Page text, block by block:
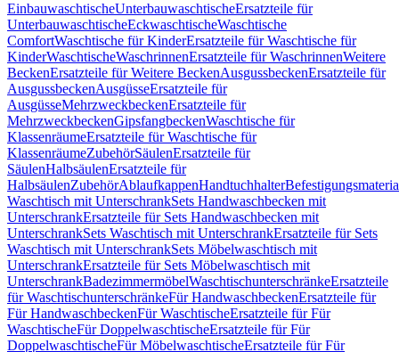
EinbauwaschtischeUnterbauwaschtischeErsatzteile für
UnterbauwaschtischeEckwaschtischeWaschtische
ComfortWaschtische für KinderErsatzteile für Waschtische für
KinderWaschtischeWaschrinnenErsatzteile für WaschrinnenWeitere
BeckenErsatzteile für Weitere BeckenAusgussbeckenErsatzteile für
AusgussbeckenAusgüsseErsatzteile für
AusgüsseMehrzweckbeckenErsatzteile für
MehrzweckbeckenGipsfangbeckenWaschtische für
KlassenräumeErsatzteile für Waschtische für
KlassenräumeZubehörSäulenErsatzteile für
SäulenHalbsäulenErsatzteile für
HalbsäulenZubehörAblaufkappenHandtuchhalter
Waschtisch mit UnterschrankSets Handwaschbecken mit
UnterschrankErsatzteile für Sets Handwaschbecken mit
UnterschrankSets Waschtisch mit UnterschrankErsatzteile für Sets
Waschtisch mit UnterschrankSets Möbelwaschtisch mit
UnterschrankErsatzteile für Sets Möbelwaschtisch mit
UnterschrankBadezimmermöbelWaschtischunterschränkeErsatzteile
für WaschtischunterschränkeFür HandwaschbeckenErsatzteile für
Für HandwaschbeckenFür WaschtischeErsatzteile für Für
WaschtischeFür DoppelwaschtischeErsatzteile für Für
DoppelwaschtischeFür MöbelwaschtischeErsatzteile für Für